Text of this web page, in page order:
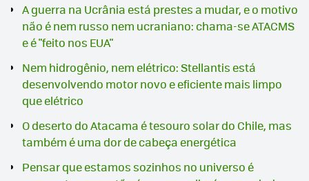
A guerra na Ucrânia está prestes a mudar, e o motivo
não é nem russo nem ucraniano: chama-se ATACMS
e é "feito nos EUA"
Nem hidrogênio, nem elétrico: Stellantis está
desenvolvendo motor novo e eficiente mais limpo
que elétrico
O deserto do Atacama é tesouro solar do Chile, mas
também é uma dor de cabeça energética
Pensar que estamos sozinhos no universo é